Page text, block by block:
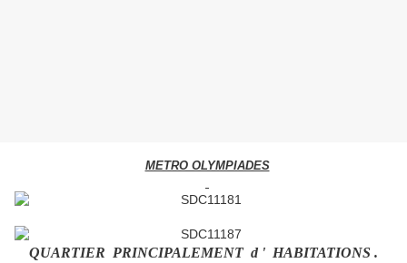
METRO OLYMPIADES
QUARTIER PRINCIPALEMENT d ' HABITATIONS .